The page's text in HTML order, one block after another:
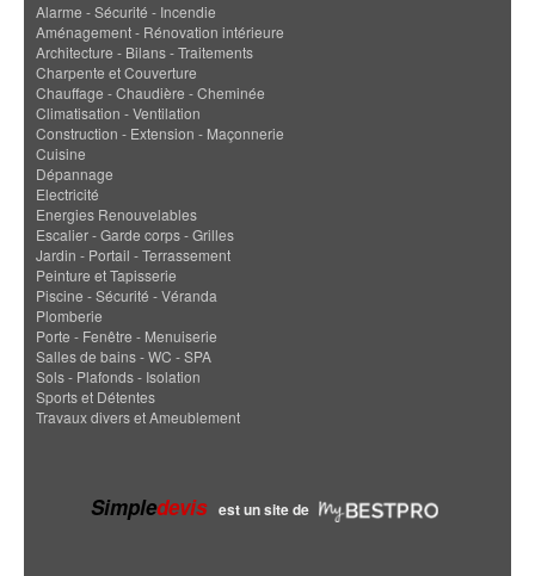
Alarme - Sécurité - Incendie
Aménagement - Rénovation intérieure
Architecture - Bilans - Traitements
Charpente et Couverture
Chauffage - Chaudière - Cheminée
Climatisation - Ventilation
Construction - Extension - Maçonnerie
Cuisine
Dépannage
Electricité
Energies Renouvelables
Escalier - Garde corps - Grilles
Jardin - Portail - Terrassement
Peinture et Tapisserie
Piscine - Sécurité - Véranda
Plomberie
Porte - Fenêtre - Menuiserie
Salles de bains - WC - SPA
Sols - Plafonds - Isolation
Sports et Détentes
Travaux divers et Ameublement
Simpledevis est un site de